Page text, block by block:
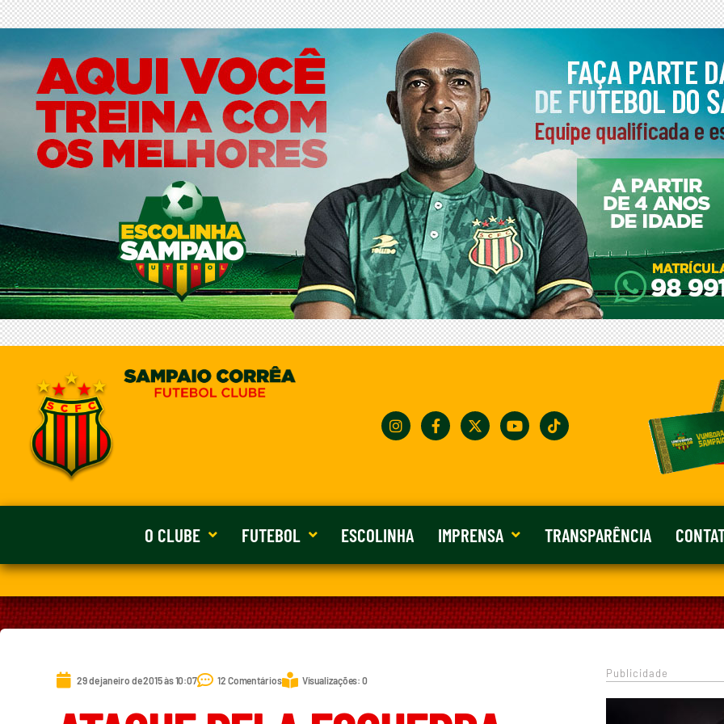
O CLUBE FUTEBOL ESCOLINHA IMPRENSA TRANSPARÊNCIA
29 de janeiro de 2015 às 10:07 12 Comentários Visualizações: 0
Publicidade